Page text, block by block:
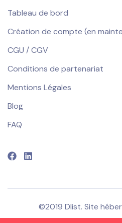
Tableau de bord
Création de compte (en
CGU / CGV
Conditions de partenariat
Mentions Légales
Blog
FAQ
©2019 Dlist. Site